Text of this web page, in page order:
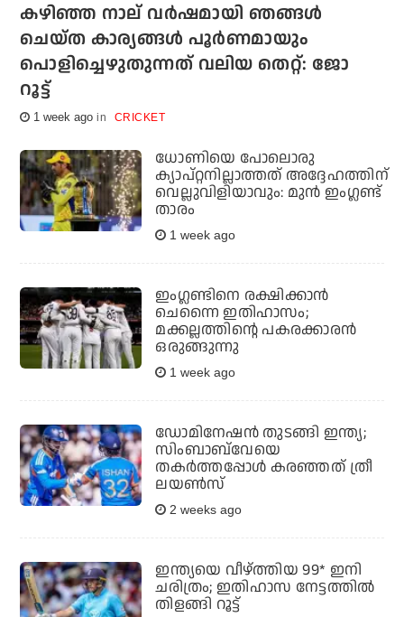
കഴിഞ്ഞ നാല് വര്‍ഷമായി ഞങ്ങള്‍
ചെയ്ത കാര്യങ്ങള്‍ പൂര്‍ണമായും
പൊളിച്ചെഴുതുന്നത് വലിയ തെറ്റ്: ജോ
റൂട്ട്
1 week ago CRICKET
ധോണിയെ പോലൊരു
ക്യാപ്റ്റനില്ലാത്തത് അദ്ദേഹത്തിന്
വെല്ലുവിളിയാവും: മുന്‍ ഇംഗ്ലണ്ട്
താരം
1 week ago
ഇംഗ്ലണ്ടിനെ രക്ഷിക്കാന്‍
ചെന്നൈ ഇതിഹാസം;
മക്കല്ലത്തിന്റെ പകരക്കാരന്‍
ഒരുങ്ങുന്നു
1 week ago
ഡോമിനേഷന്‍ തുടങ്ങി ഇന്ത്യ;
സിംബാബ്‌വേയെ
തകര്‍ത്തപ്പോള്‍ കരഞ്ഞത് ത്രീ
ലയണ്‍സ്
2 weeks ago
ഇന്ത്യയെ വീഴ്ത്തിയ 99* ഇനി
ചരിത്രം; ഇതിഹാസ നേട്ടത്തില്‍
തിളങ്ങി റൂട്ട്